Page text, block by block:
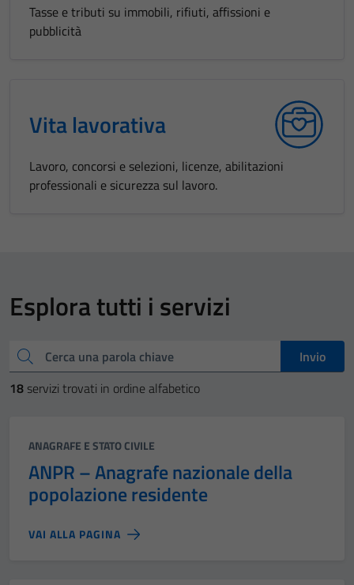
Tasse e tributi su immobili, rifiuti, affissioni e
pubblicità
Vita lavorativa
Lavoro, concorsi e selezioni, licenze, abilitazioni
professionali e sicurezza sul lavoro.
Esplora tutti i servizi
Cerca una parola chiave
Invio
18 servizi trovati in ordine alfabetico
Categoria:
ANAGRAFE E STATO CIVILE
ANPR – Anagrafe nazionale della
popolazione residente
VAI ALLA PAGINA